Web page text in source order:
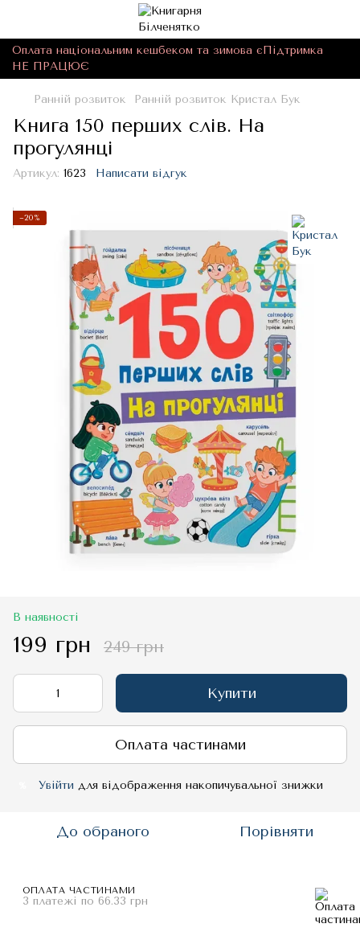
Оплата національним кешбеком та зимова єПідтримка
НЕ ПРАЦЮЄ
Ранній розвиток Ранній розвиток Кристал Бук
Книга 150 перших слів. На
прогулянці
Артикул: 1623 Написати відгук
−20%
В наявності
199 грн 249 грн
Купити
Оплата частинами
Увійти для відображення накопичувальної знижки
До обраного Порівняти
ОПЛАТА ЧАСТИНАМИ
3 платежі по 66.33 грн